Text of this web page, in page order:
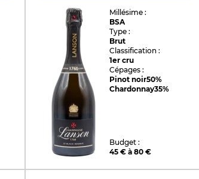
Millésime :
BSA
Type :
Brut
Classification :
1er cru
Cépages :
Pinot noir50%
Chardonnay35%
Budget :
45 € à 80 €